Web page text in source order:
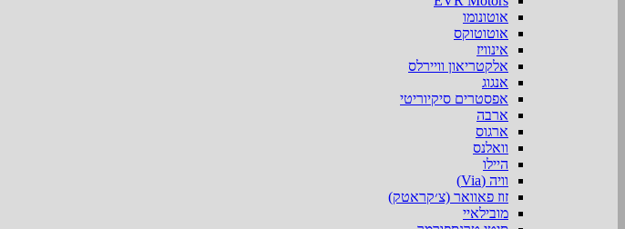
אוטונומו
אוטוטוקס
אינוויז
אלקטריאון וויירלס
אנגוג
אפסטרים סיקיוריטי
ארבה
ארגוס
וואלנס
היילו
וויה (Via)
זוז פאוואר (צ׳קראטק)
מובילאיי